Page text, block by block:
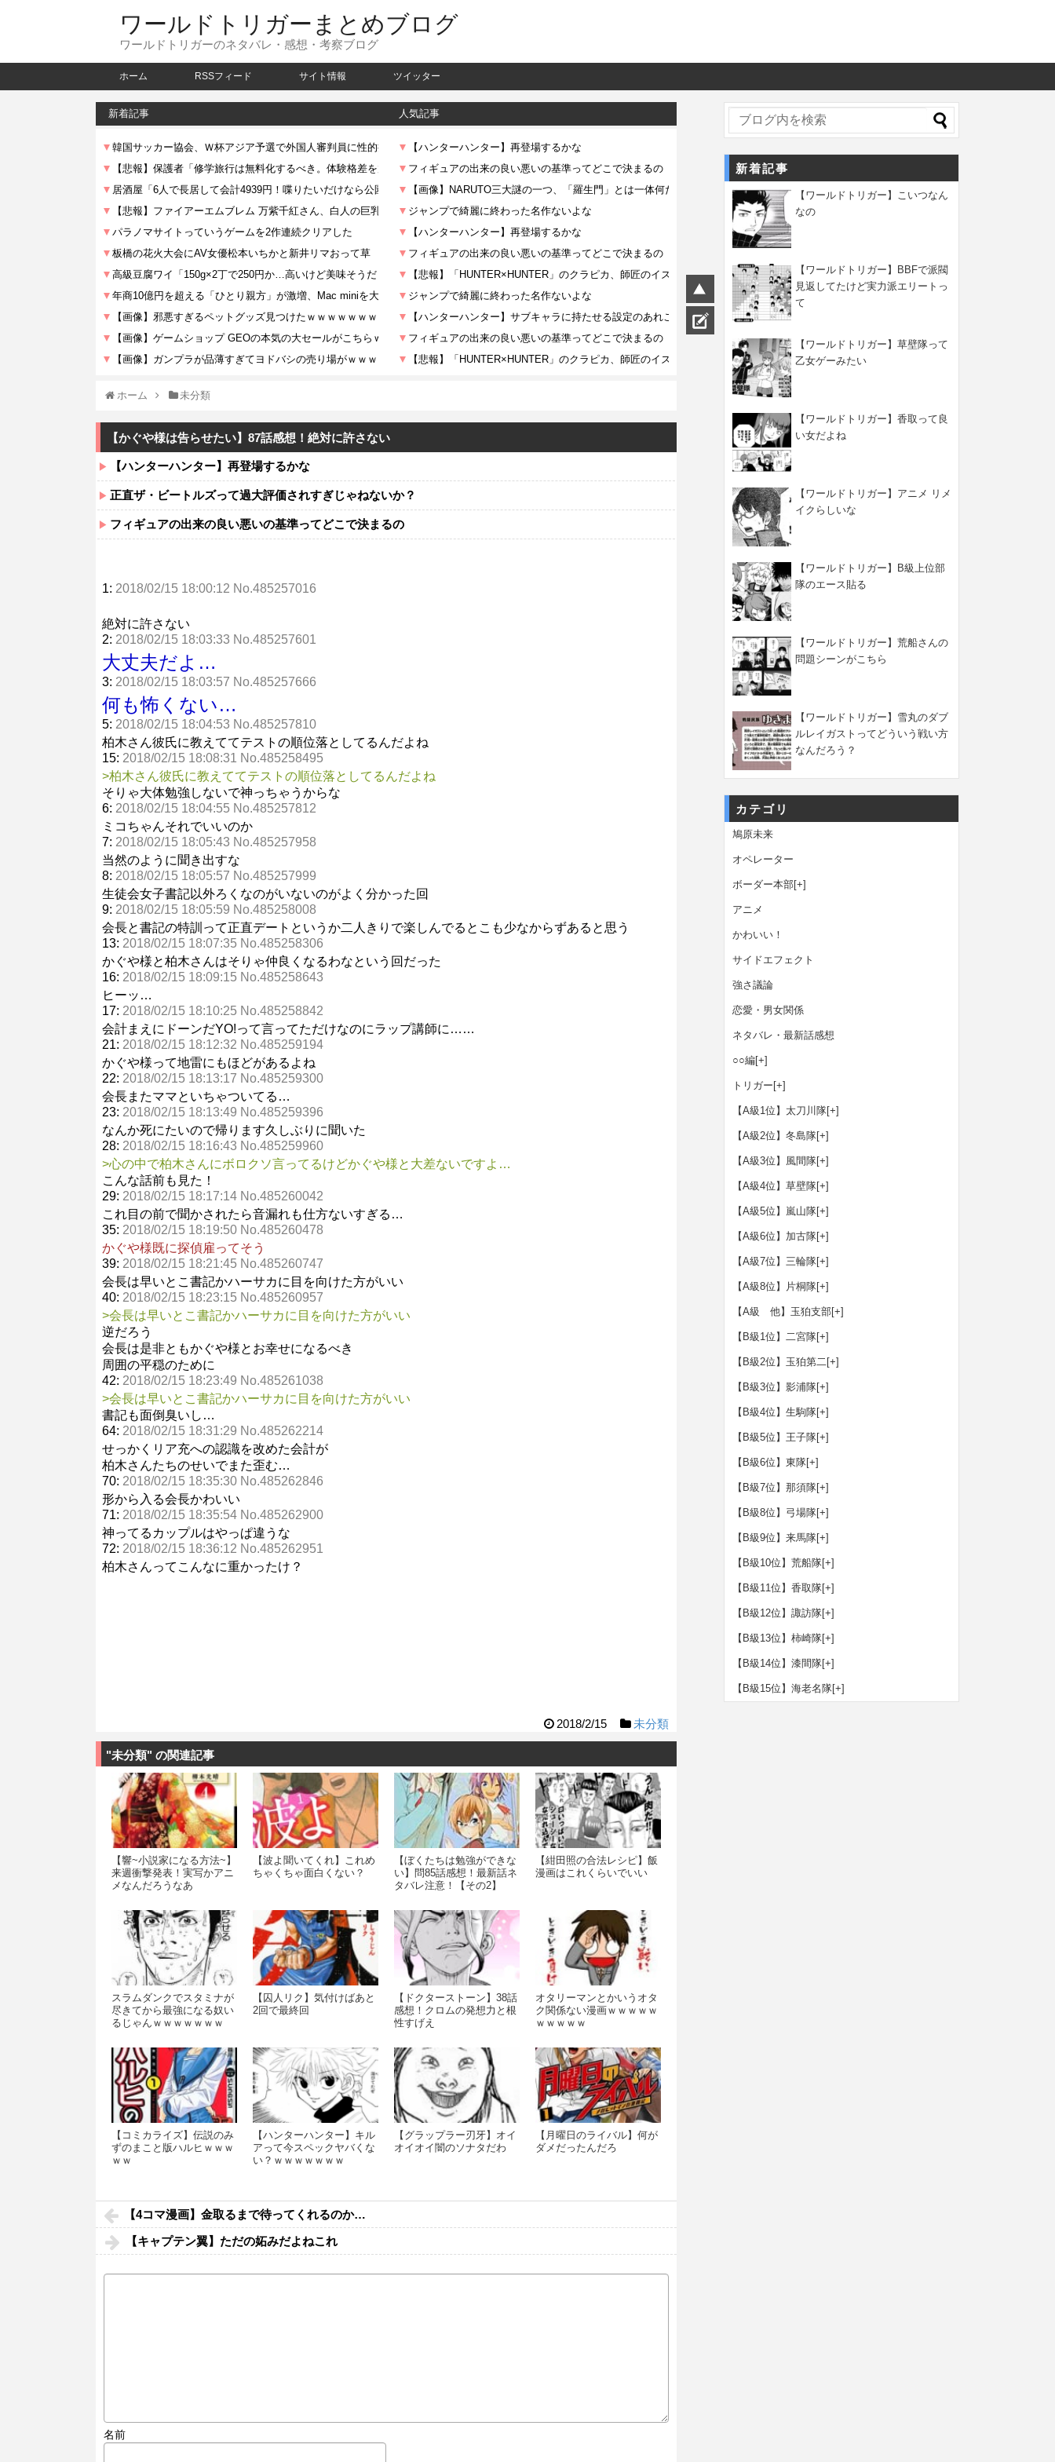
ワールドトリガーまとめブログ
ワールドトリガーのネタバレ・感想・考察ブログ
ホーム RSSフィード サイト情報 ツイッター
新着記事 人気記事
ホーム 未分類
【かぐや様は告らせたい】87話感想！絶対に許さない
【ハンターハンター】再登場するかな
正直ザ・ビートルズって過大評価されすぎじゃねないか？
フィギュアの出来の良い悪いの基準ってどこで決まるの
1: 2018/02/15 18:00:12 No.485257016
絶対に許さない
2: 2018/02/15 18:03:33 No.485257601
大丈夫だよ…
3: 2018/02/15 18:03:57 No.485257666
何も怖くない…
5: 2018/02/15 18:04:53 No.485257810
柏木さん彼氏に教えててテストの順位落としてるんだよね
15: 2018/02/15 18:08:31 No.485258495
>柏木さん彼氏に教えててテストの順位落としてるんだよね
そりゃ大体勉強しないで神っちゃうからな
6: 2018/02/15 18:04:55 No.485257812
ミコちゃんそれでいいのか
7: 2018/02/15 18:05:43 No.485257958
当然のように聞き出すな
8: 2018/02/15 18:05:57 No.485257999
生徒会女子書記以外ろくなのがいないのがよく分かった回
9: 2018/02/15 18:05:59 No.485258008
会長と書記の特訓って正直デートというか二人きりで楽しんでるとこも少なからずあると思う
13: 2018/02/15 18:07:35 No.485258306
かぐや様と柏木さんはそりゃ仲良くなるわなという回だった
16: 2018/02/15 18:09:15 No.485258643
ヒーッ…
17: 2018/02/15 18:10:25 No.485258842
会計まえにドーンだYO!って言ってただけなのにラップ講師に……
21: 2018/02/15 18:12:32 No.485259194
かぐや様って地雷にもほどがあるよね
22: 2018/02/15 18:13:17 No.485259300
会長またママといちゃついてる…
23: 2018/02/15 18:13:49 No.485259396
なんか死にたいので帰ります久しぶりに聞いた
28: 2018/02/15 18:16:43 No.485259960
>心の中で柏木さんにボロクソ言ってるけどかぐや様と大差ないですよ…
こんな話前も見た！
29: 2018/02/15 18:17:14 No.485260042
これ目の前で聞かされたら音漏れも仕方ないすぎる…
35: 2018/02/15 18:19:50 No.485260478
かぐや様既に探偵雇ってそう
39: 2018/02/15 18:21:45 No.485260747
会長は早いとこ書記かハーサカに目を向けた方がいい
40: 2018/02/15 18:23:15 No.485260957
>会長は早いとこ書記かハーサカに目を向けた方がいい
逆だろう
会長は是非ともかぐや様とお幸せになるべき
周囲の平穏のために
42: 2018/02/15 18:23:49 No.485261038
>会長は早いとこ書記かハーサカに目を向けた方がいい
書記も面倒臭いし…
64: 2018/02/15 18:31:29 No.485262214
せっかくリア充への認識を改めた会計が
柏木さんたちのせいでまた歪む…
70: 2018/02/15 18:35:30 No.485262846
形から入る会長かわいい
71: 2018/02/15 18:35:54 No.485262900
神ってるカップルはやっぱ違うな
72: 2018/02/15 18:36:12 No.485262951
柏木さんってこんなに重かったけ？
2018/2/15 未分類
"未分類" の関連記事
【響~小説家になる方法~】
来週衝撃発表！実写かアニ
メなんだろうなあ
【波よ聞いてくれ】これめ
ちゃくちゃ面白くない？
【ぼくたちは勉強ができな
い】問85話感想！最新話ネ
タバレ注意！【その2】
【紺田照の合法レシピ】飯
漫画はこれくらいでいい
スラムダンクでスタミナが
尽きてから最強になる奴い
るじゃんｗｗｗｗｗｗｗ
【囚人リク】気付けばあと
2回で最終回
【ドクターストーン】38話
感想！クロムの発想力と根
性すげえ
オタリーマンとかいうオタ
ク関係ない漫画ｗｗｗｗｗ
ｗｗｗｗｗ
【コミカライズ】伝説のみ
ずのまこと版ハルヒｗｗｗ
ｗｗ
【ハンターハンター】キル
アって今スペックヤバくな
い？ｗｗｗｗｗｗｗ
【グラップラー刃牙】オイ
オイオイ闇のソナタだわ
【月曜日のライバル】何が
ダメだったんだろ
【4コマ漫画】金取るまで待ってくれるのか…
【キャプテン翼】ただの妬みだよねこれ
名前
新着記事
【ワールドトリガー】こいつなん
なの
【ワールドトリガー】BBFで派閥
見返してたけど実力派エリートっ
て
【ワールドトリガー】草壁隊って
乙女ゲーみたい
【ワールドトリガー】香取って良
い女だよね
【ワールドトリガー】アニメ リメ
イクらしいな
【ワールドトリガー】B級上位部
隊のエース貼る
【ワールドトリガー】荒船さんの
問題シーンがこちら
【ワールドトリガー】雪丸のダブ
ルレイガストってどういう戦い方
なんだろう？
カテゴリ
鳩原未来
オペレーター
ボーダー本部[+]
アニメ
かわいい！
サイドエフェクト
強さ議論
恋愛・男女関係
ネタバレ・最新話感想
○○編[+]
トリガー [+]
【A級1位】太刀川隊[+]
【A級2位】冬島隊[+]
【A級3位】風間隊[+]
【A級4位】草壁隊[+]
【A級5位】嵐山隊[+]
【A級6位】加古隊[+]
【A級7位】三輪隊[+]
【A級8位】片桐隊[+]
【A級 他】玉狛支部[+]
【B級1位】二宮隊[+]
【B級2位】玉狛第二[+]
【B級3位】影浦隊[+]
【B級4位】生駒隊[+]
【B級5位】王子隊[+]
【B級6位】東隊[+]
【B級7位】那須隊[+]
【B級8位】弓場隊[+]
【B級9位】来馬隊[+]
【B級10位】荒船隊[+]
【B級11位】香取隊[+]
【B級12位】諏訪隊[+]
【B級13位】柿崎隊[+]
【B級14位】漆間隊[+]
【B級15位】海老名隊[+]